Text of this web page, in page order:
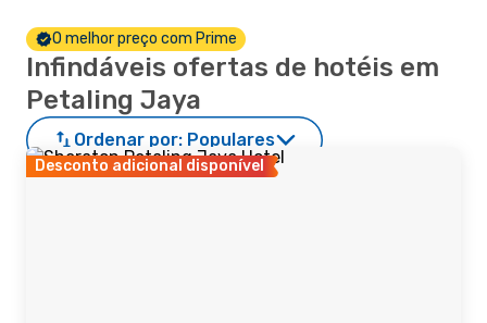
O melhor preço com Prime
Infindáveis ofertas de hotéis em
Petaling Jaya
Ordenar por: Populares
Desconto adicional disponível